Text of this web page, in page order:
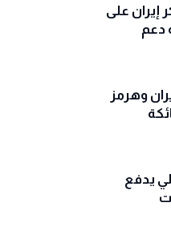
على
دعم
وهرمز
يدفع